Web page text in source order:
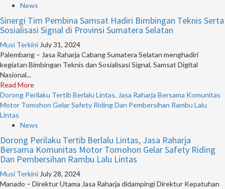
News
Sinergi Tim Pembina Samsat Hadiri Bimbingan Teknis Serta
Sosialisasi Signal di Provinsi Sumatera Selatan
Musi Terkini July 31, 2024
Palembang – Jasa Raharja Cabang Sumatera Selatan menghadiri
kegiatan Bimbingan Teknis dan Sosialisasi Signal, Samsat Digital
Nasional...
Read More
Dorong Perilaku Tertib Berlalu Lintas, Jasa Raharja Bersama Komunitas
Motor Tomohon Gelar Safety Riding Dan Pembersihan Rambu Lalu
Lintas
News
Dorong Perilaku Tertib Berlalu Lintas, Jasa Raharja
Bersama Komunitas Motor Tomohon Gelar Safety Riding
Dan Pembersihan Rambu Lalu Lintas
Musi Terkini July 28, 2024
Manado – Direktur Utama Jasa Raharja didampingi Direktur Kepatuhan